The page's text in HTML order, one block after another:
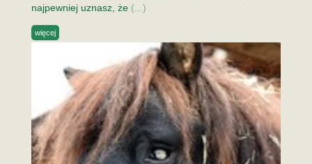
najpewniej uznasz, że (...)
więcej